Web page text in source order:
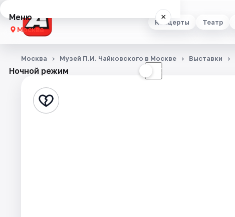
Концерты Театр
Меню ×
Москва
Концерты
Стендап
Ночной режим ☾
Москва Музей П.И. Чайковского в Москве Выставки